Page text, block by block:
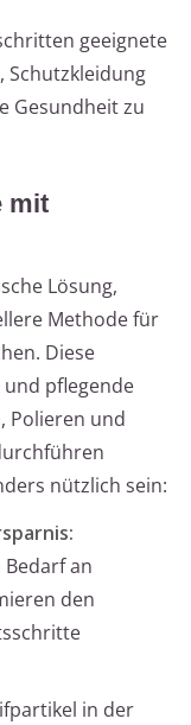
geeignete
Schutzkleidung
Gesundheit zu
mit
Lösung,
Methode für
Diese
pflegende
Polieren und
nützlich sein:
an
den
in der